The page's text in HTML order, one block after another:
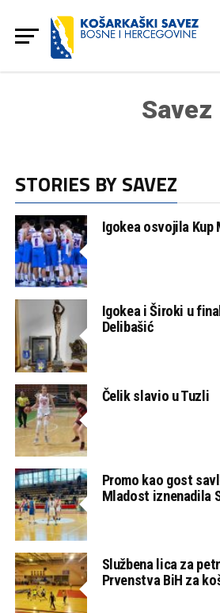
Savez
STORIES BY SAVEZ
Igokea osvojila Kup
Igokea i Široki u
Delibašić
Čelik slavio u Tuzli
Promo kao gost
Mladost iznenadila
Službena lica za
Prvenstva BiH za